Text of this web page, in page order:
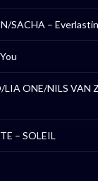
SACHA –
LIA ONE/NILS VAN
– SOLEIL